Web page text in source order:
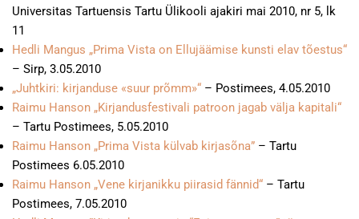
Universitas Tartuensis Tartu Ülikooli ajakiri mai 2010, nr 5, lk
11
Hedli Mangus „Prima Vista on Ellujäämise kunsti elav tõestus“
– Sirp, 3.05.2010
„Juhtkiri: kirjanduse «suur prõmm»“ – Postimees, 4.05.2010
Raimu Hanson „Kirjandusfestivali patroon jagab välja kapitali“
– Tartu Postimees, 5.05.2010
Raimu Hanson „Prima Vista külvab kirjasõna” – Tartu
Postimees 6.05.2010
Raimu Hanson „Vene kirjanikku piirasid fännid“ – Tartu
Postimees, 7.05.2010